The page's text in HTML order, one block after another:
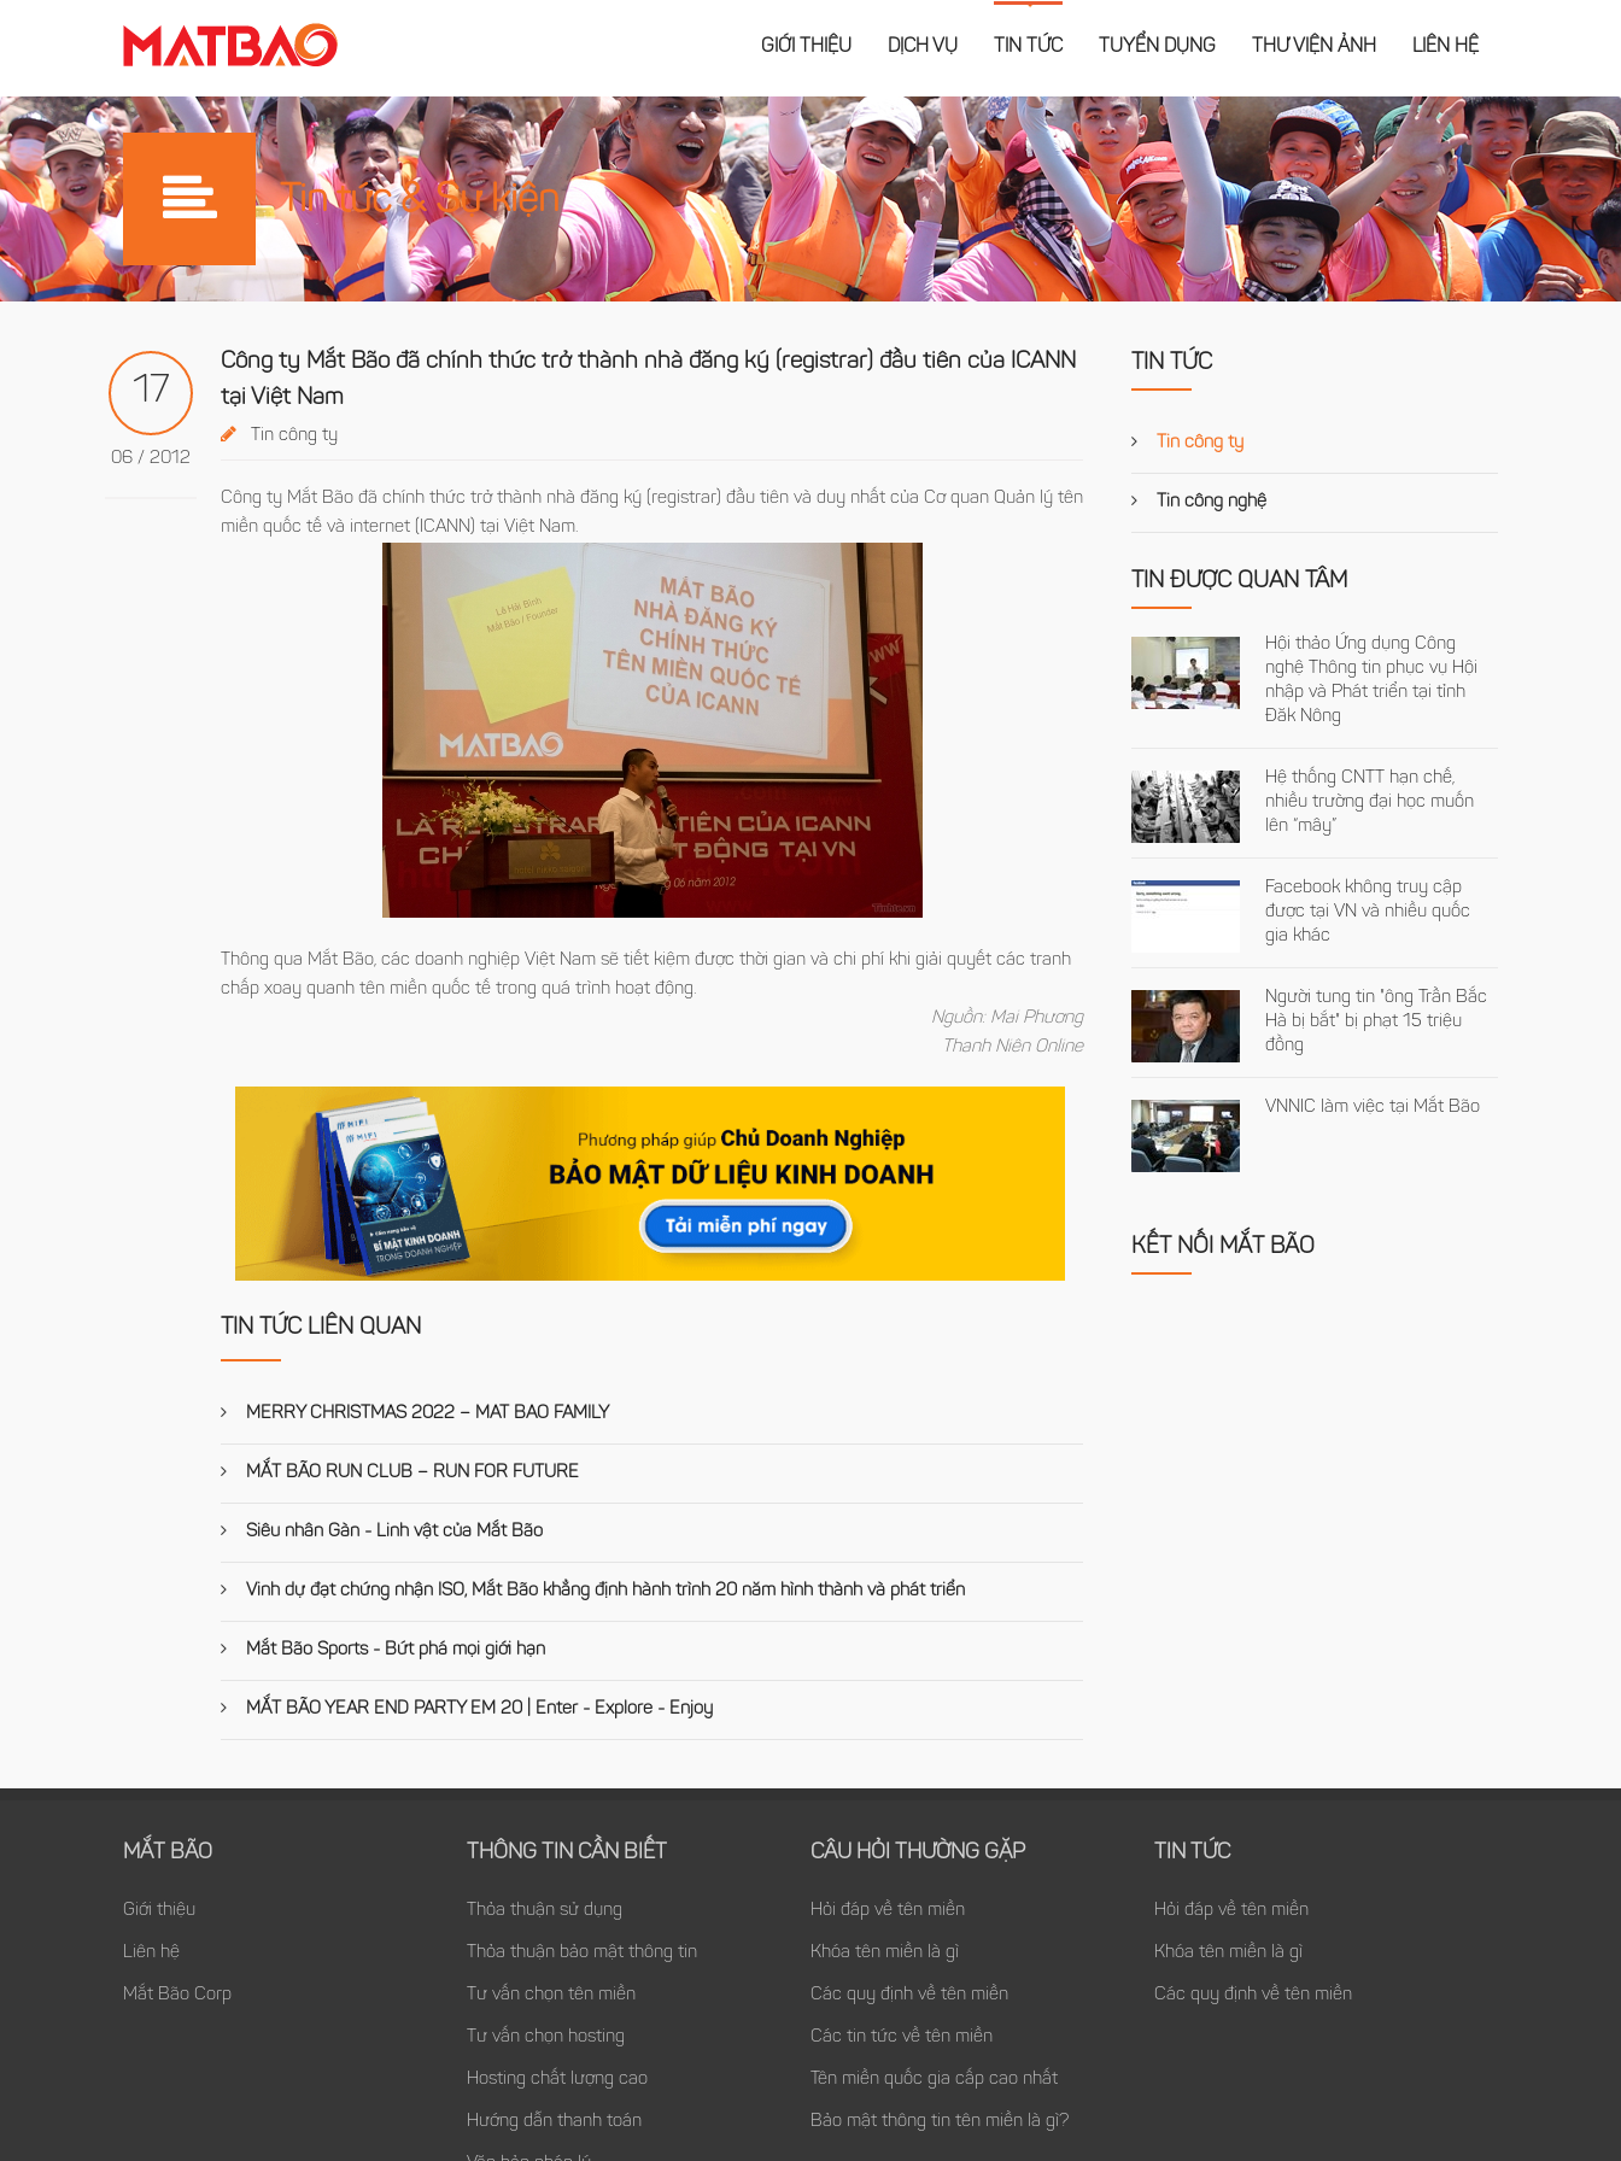
GIỚI THIỆU DỊCH VỤ TIN TỨC TUYỂN DỤNG THƯ VIỆN ẢNH LIÊN HỆ
Tin tức & Sự kiện
17
06 / 2012
Công ty Mắt Bão đã chính thức trở thành nhà đăng ký (registrar) đầu tiên của ICANN
tại Việt Nam
Tin công ty
Công ty Mắt Bão đã chính thức trở thành nhà đăng ký (registrar) đầu tiên và duy nhất của Cơ quan Quản lý tên
miền quốc tế và internet (ICANN) tại Việt Nam.
Thông qua Mắt Bão, các doanh nghiệp Việt Nam sẽ tiết kiệm được thời gian và chi phí khi giải quyết các tranh
chấp xoay quanh tên miền quốc tế trong quá trình hoạt động.
Nguồn: Mai Phương
Thanh Niên Online
TIN TỨC LIÊN QUAN
MERRY CHRISTMAS 2022 – MAT BAO FAMILY
MẮT BÃO RUN CLUB – RUN FOR FUTURE
Siêu nhân Gàn - Linh vật của Mắt Bão
Vinh dự đạt chứng nhận ISO, Mắt Bão khẳng định hành trình 20 năm hình thành và phát triển
Mắt Bão Sports - Bứt phá mọi giới hạn
MẮT BÃO YEAR END PARTY EM 20 | Enter - Explore - Enjoy
TIN TỨC
Tin công ty
Tin công nghệ
TIN ĐƯỢC QUAN TÂM
Hội thảo Ứng dụng Công
nghệ Thông tin phục vụ Hội
nhập và Phát triển tại tỉnh
Đăk Nông
Hệ thống CNTT hạn chế,
nhiều trường đại học muốn
lên “mây”
Facebook không truy cập
được tại VN và nhiều quốc
gia khác
Người tung tin "ông Trần Bắc
Hà bị bắt" bị phạt 15 triệu
đồng
VNNIC làm việc tại Mắt Bão
KẾT NỐI MẮT BÃO
MẮT BÃO
Giới thiệu
Liên hệ
Mắt Bão Corp
THÔNG TIN CẦN BIẾT
Thỏa thuận sử dụng
Thỏa thuận bảo mật thông tin
Tư vấn chọn tên miền
Tư vấn chọn hosting
Hosting chất lượng cao
Hướng dẫn thanh toán
CÂU HỎI THƯỜNG GẶP
Hỏi đáp về tên miền
Khóa tên miền là gì
Các quy định về tên miền
Các tin tức về tên miền
Tên miền quốc gia cấp cao nhất
Bảo mật thông tin tên miền là gì?
TIN TỨC
Hỏi đáp về tên miền
Khóa tên miền là gì
Các quy định về tên miền